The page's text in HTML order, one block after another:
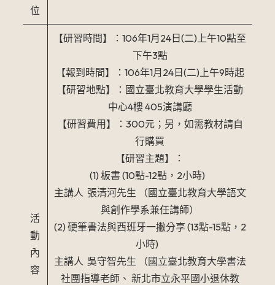
位
活
動
內
容
【研習時間】：106年1月24日(二)上午10點至
下午3點
【報到時間】：106年1月24日(二)上午9時起
【研習地點】：國立臺北教育大學學生活動
中心4樓 405演講廳
【研習費用】：300元；另，如需教材請自
行購買
【研習主題】：
(1) 板書 (10點-12點，2小時)
主講人 張清河先生 （國立臺北教育大學語文
與創作學系兼任講師）
(2) 硬筆書法與西班牙一撇分享 (13點-15點，2
小時)
主講人 吳守智先生 （國立臺北教育大學書法
社團指導老師、 新北市立永平國小退休教